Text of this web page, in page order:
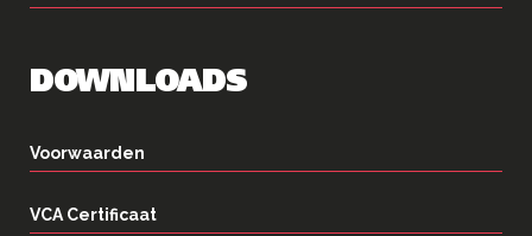
DOWNLOADS
Voorwaarden
VCA Certificaat